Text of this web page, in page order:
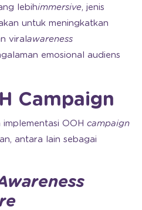
lebihimmersive, jenis
untuk meningkatkan
viralawareness
emosional audiens
Campaign
OOH campaign
antara lain sebagai